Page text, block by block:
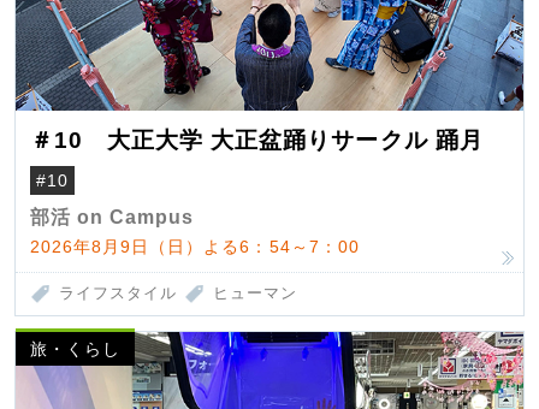
＃10 大正大学 大正盆踊りサークル 踊月
#10
部活 on Campus
2026年8月9日（日）よる6：54～7：00
ライフスタイル ヒューマン
旅・くらし